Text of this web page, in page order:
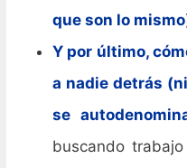
que son lo mismo
Y por último,
a nadie detrás
se
buscando